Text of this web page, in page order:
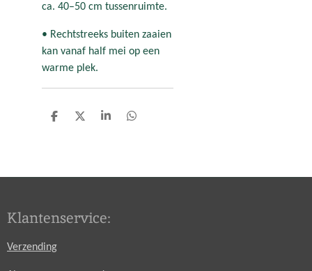
ca. 40–50 cm tussenruimte.
• Rechtstreeks buiten zaaien
kan vanaf half mei op een
warme plek.
D
D
S
D
Klantenservice:
Verzending